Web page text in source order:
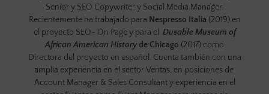
Senior y SEO Copywriter y Social Media Manager.
Recientemente ha trabajado para Nespresso Italia (2019) en
el proyecto SEO- On Page y para el Dusable Museum of
African American History de Chicago (2017) como
Directora del proyecto en español. Cuenta también con una
amplia experiencia en el sector Ventas, en posiciones de
Account Manager & Sales Consultant y experiencia en el